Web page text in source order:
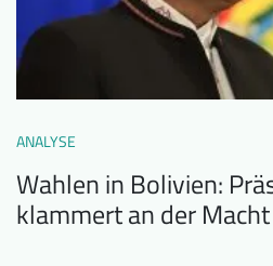
ANALYSE
Wahlen in Bolivien:
klammert an der Macht